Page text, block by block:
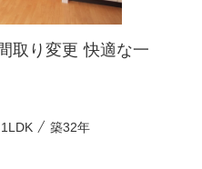
取り変更 快適な一
築32年